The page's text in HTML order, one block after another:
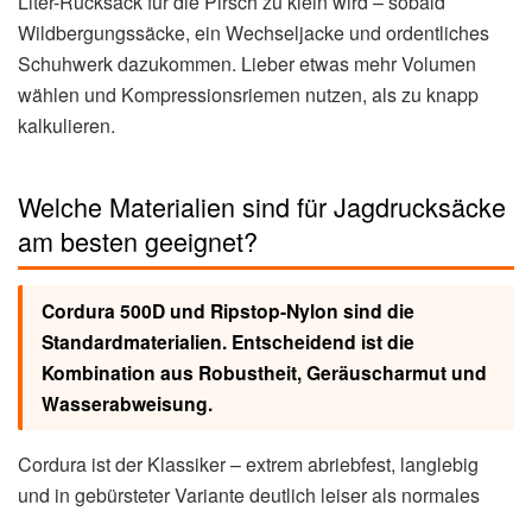
Wildbergungssäcke, ein Wechseljacke und ordentliches
Schuhwerk dazukommen. Lieber etwas mehr Volumen
wählen und Kompressionsriemen nutzen, als zu knapp
kalkulieren.
Welche Materialien sind für Jagdrucksäcke
am besten geeignet?
Cordura 500D und Ripstop-Nylon sind die
Standardmaterialien. Entscheidend ist die
Kombination aus Robustheit, Geräuscharmut und
Wasserabweisung.
Cordura ist der Klassiker – extrem abriebfest, langlebig
und in gebürsteter Variante deutlich leiser als normales